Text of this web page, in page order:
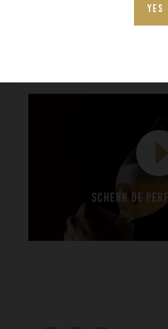
YES
Schenk de